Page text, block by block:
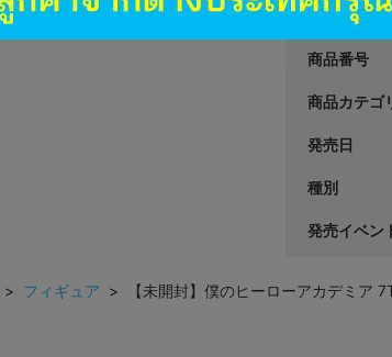
JANコード
商品番号
商品カテゴ
発売日
種別
発売イベン
> フィギュア > 【未開封】僕のヒーローアカデミア